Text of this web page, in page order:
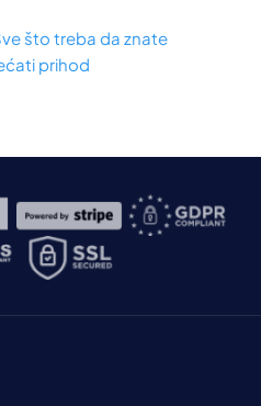
što treba da znate
prihod